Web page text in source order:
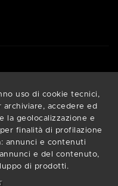
uso di cookie tecnici,
accedere ed
la geolocalizzazione e
finalità di profilazione
annunci e contenuti
e del contenuto,
di prodotti.